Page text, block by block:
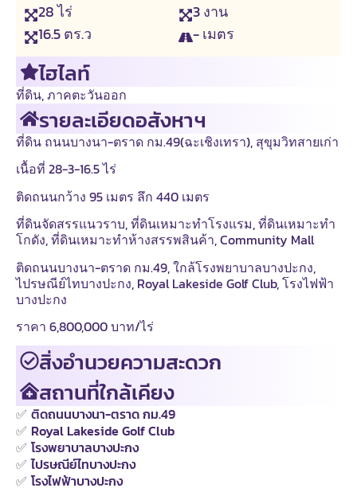
28ไร่ 3งาน
16.5ตร.ว - เมตร
ไฮไลท์
ที่ดิน,ภาคตะวันออก
รายละเอียดอสังหาฯ
ที่ดิน ถนนบางนา-ตราด กม.49(ฉะเชิงเทรา), สุขุมวิทสายเก่า
เนื้อที่ 28-3-16.5 ไร่
ติดถนนกว้าง 95 เมตร ลึก 440 เมตร
ที่ดินจัดสรรแนวราบ, ที่ดินเหมาะทำโรงแรม, ที่ดินเหมาะทำ
โกดัง, ที่ดินเหมาะทำห้างสรรพสินค้า, Community Mall
ติดถนนบางนา-ตราด กม.49, ใกล้โรงพยาบาลบางปะกง,
ไปรษณีย์ไทบางปะกง, Royal Lakeside Golf Club, โรงไฟฟ้า
บางปะกง
ราคา 6,800,000 บาท/ไร่
สิ่งอำนวยความสะดวก
สถานที่ใกล้เคียง
✅ ติดถนนบางนา-ตราด กม.49
✅ Royal Lakeside Golf Club
✅ โรงพยาบาลบางปะกง
✅ ไปรษณีย์ไทบางปะกง
✅ โรงไฟฟ้าบางปะกง